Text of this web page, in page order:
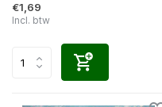
€1,69
Incl. btw